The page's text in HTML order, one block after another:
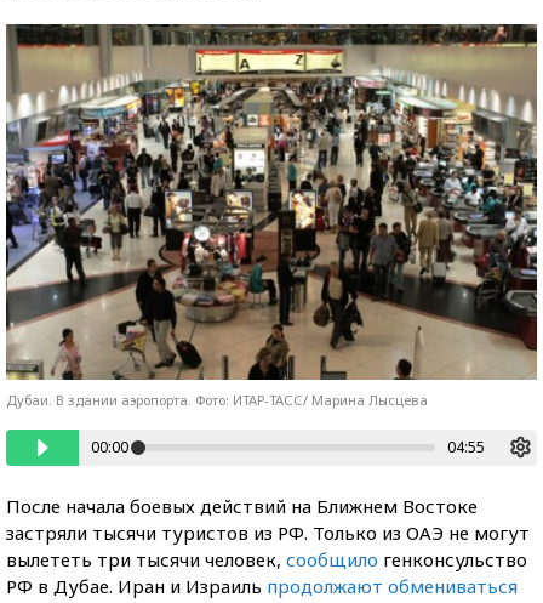
Дубаи. В здании аэропорта. Фото: ИТАР-ТАСС/ Марина Лысцева
00:00 04:55
После начала боевых действий на Ближнем Востоке
застряли тысячи туристов из РФ. Только из ОАЭ не могут
вылететь три тысячи человек, сообщило генконсульство
РФ в Дубае. Иран и Израиль продолжают обмениваться